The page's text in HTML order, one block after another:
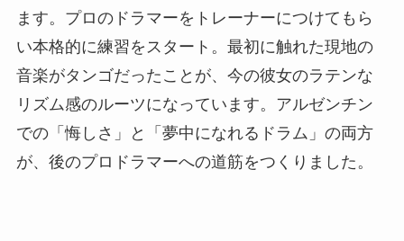
ます。プロのドラマーをトレーナーにつけてもら
い本格的に練習をスタート。最初に触れた現地の
音楽がタンゴだったことが、今の彼女のラテンな
リズム感のルーツになっています。アルゼンチン
での「悔しさ」と「夢中になれるドラム」の両方
が、後のプロドラマーへの道筋をつくりました。